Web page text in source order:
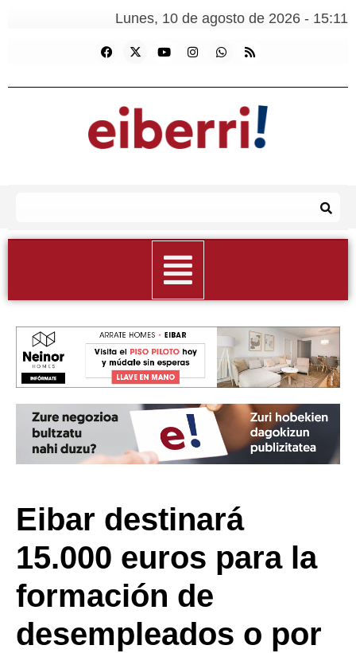
Lunes, 10 de agosto de 2026 - 15:11
Eibar destinará
15.000 euros para la
formación de
desempleados o por